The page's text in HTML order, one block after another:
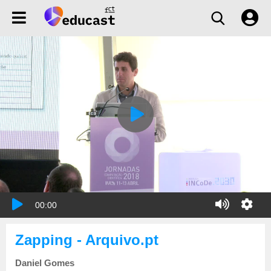
00:00
Zapping - Arquivo.pt
Daniel Gomes